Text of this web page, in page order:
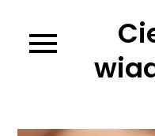
content